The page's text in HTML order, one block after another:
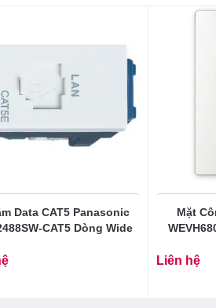
Data CAT5 Panasonic
CAT5 Dòng Wide
Mặt
Liên hệ